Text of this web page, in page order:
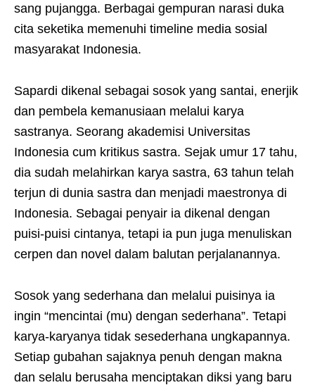
sang pujangga. Berbagai gempuran narasi duka
cita seketika memenuhi timeline media sosial
masyarakat Indonesia.
Sapardi dikenal sebagai sosok yang santai, enerjik
dan pembela kemanusiaan melalui karya
sastranya. Seorang akademisi Universitas
Indonesia cum kritikus sastra. Sejak umur 17 tahu,
dia sudah melahirkan karya sastra, 63 tahun telah
terjun di dunia sastra dan menjadi maestronya di
Indonesia. Sebagai penyair ia dikenal dengan
puisi-puisi cintanya, tetapi ia pun juga menuliskan
cerpen dan novel dalam balutan perjalanannya.
Sosok yang sederhana dan melalui puisinya ia
ingin “mencintai (mu) dengan sederhana”. Tetapi
karya-karyanya tidak sesederhana ungkapannya.
Setiap gubahan sajaknya penuh dengan makna
dan selalu berusaha menciptakan diksi yang baru